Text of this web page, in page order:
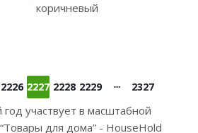
коричневый
2226 2227 2228 2229 2327
участвует в масштабной
для дома” - HouseHold